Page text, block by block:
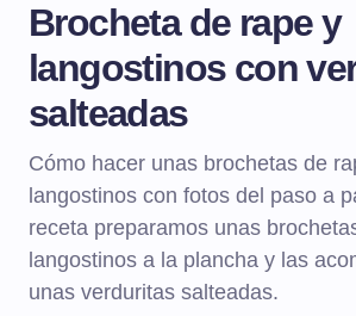
Brocheta de rape y
langostinos con
salteadas
Cómo hacer unas brochetas de
langostinos con fotos del paso a
receta preparamos unas
langostinos a la plancha y las
unas verduritas salteadas.